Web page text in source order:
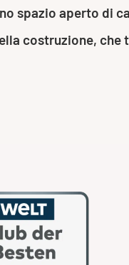
spazio aperto di
costruzione,